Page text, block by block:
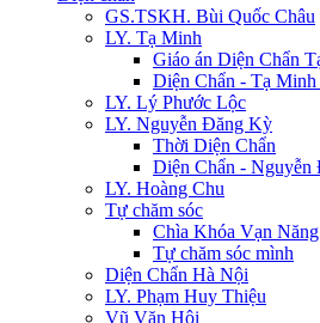
GS.TSKH. Bùi Quốc Châu
LY. Tạ Minh
Giáo án Diện Chẩn
Diện Chẩn - Tạ
LY. Lý Phước Lộc
LY. Nguyễn Đăng Kỳ
Thời Diện Chẩn
Diện Chẩn -
LY. Hoàng Chu
Tự chăm sóc
Chìa Khóa Vạn Năng
Tự chăm sóc mình
Diện Chẩn Hà Nội
LY. Phạm Huy Thiệu
Vũ Văn Hội